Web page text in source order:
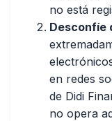
no está
Desconfíe
en redes
de Didi
no opera